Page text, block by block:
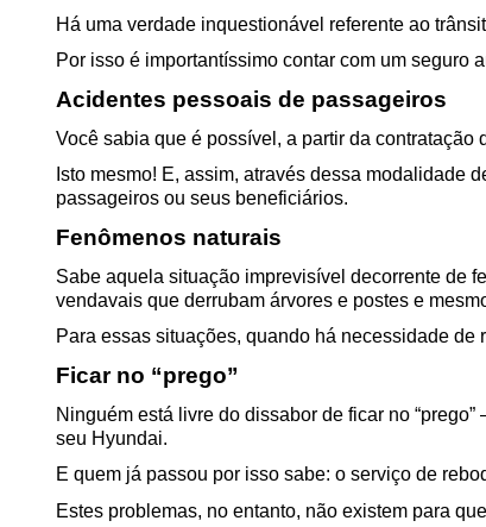
Há uma verdade inquestionável referente ao
Por isso é importantíssimo contar com um seguro
Acidentes pessoais de passageiros
Você sabia que é possível, a partir da
Isto mesmo! E, assim, através dessa modalidade
passageiros ou seus beneficiários.
Fenômenos naturais
Sabe aquela situação imprevisível decorrente de
vendavais que derrubam árvores e postes e
Para essas situações, quando há necessidade
Ficar no “prego”
Ninguém está livre do dissabor de ficar no
seu Hyundai.
E quem já passou por isso sabe: o serviço de
Estes problemas, no entanto, não existem para